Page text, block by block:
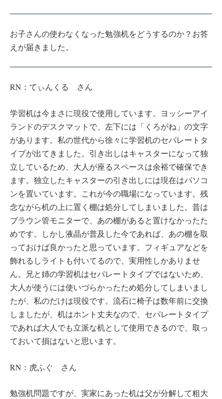
お子さんの使わなくなった勉強机をどうするのか？お答
えが届きました。
RN：てぃんくる さん
学習机は今まさに現役で使用しています。ヨッシーアイ
ランドのデスクマットで、左下には「くろがね」の文字
があります。私の世代から徐々に学習机のセパレートタ
イプが出てきました。引き出しはキャスターになって独
立しているため、大人が座るスペースは余裕で確保でき
ます。独立したキャスターの引き出しには現在はパソコ
ンを置いています。これが今の職場になっています。残
念ながら机の上に置く棚は処分してしまいました。昔は
ブラウン管モニターで、あの棚があると置けなかったた
めです。しかし液晶が普及した今であれば、あの棚を取
っておけば良かったと思っています。フィギュアなどを
飾れるしライトも付いてるので、実用性しかありませ
ん。兄と姉の学習机はセパレートタイプではないため、
大人が使うには使いづらかったため処分してしまいまし
たが、私のだけは現役です。流石に椅子は数年前に交換
しましたが、机はホント丈夫なので、セパレートタイプ
であれば大人でも立派な机として使用できるので、取っ
ておいて損はないと思います。
RN：虎ふぐ さん
勉強机問題ですが、実家にあった机は父が分解して粗大